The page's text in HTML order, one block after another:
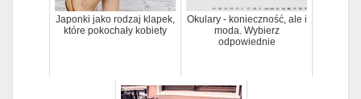
Japonki jako rodzaj klapek,
które pokochały kobiety
Okulary - konieczność, ale i
moda. Wybierz
odpowiednie